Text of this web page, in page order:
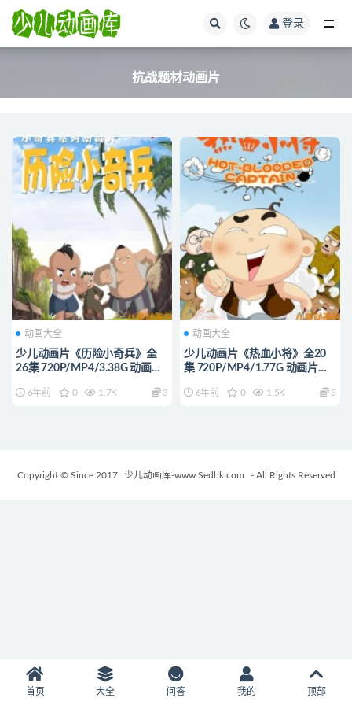
登录
抗战题材动画片
动画大全
少儿动画片《历险小奇兵》全
26集 720P/MP4/3.38G 动画片
6年前 0 1.7K 3
动画大全
少儿动画片《热血小将》全20
集 720P/MP4/1.77G 动画片热
6年前 0 1.5K 3
Copyright © Since 2017 少儿动画库-www.Sedhk.com - All Rights Reserved
首页 大全 问答 我的 顶部